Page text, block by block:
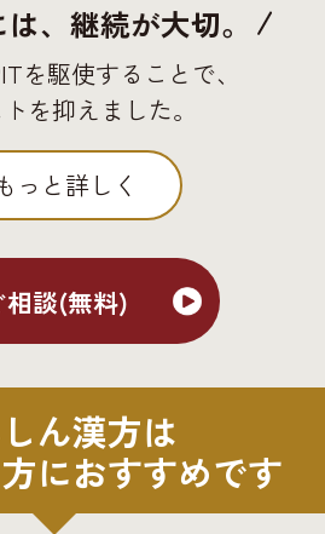
、継続が大切。
を駆使することで、
を抑えました。
っと詳しく
相談(無料)
ん漢方は
におすすめです